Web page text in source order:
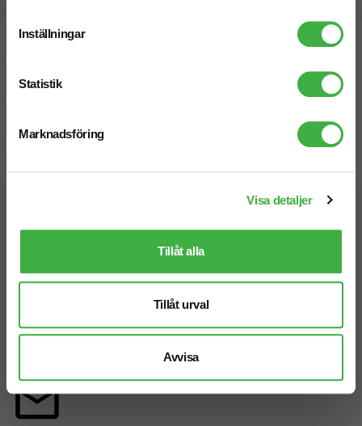
Inställningar
Statistik
Marknadsföring
Visa detaljer
Tillåt alla
Tillåt urval
Avvisa
Designskiss inom 1 h
Fri offert
Vi hjälper dig gärna!